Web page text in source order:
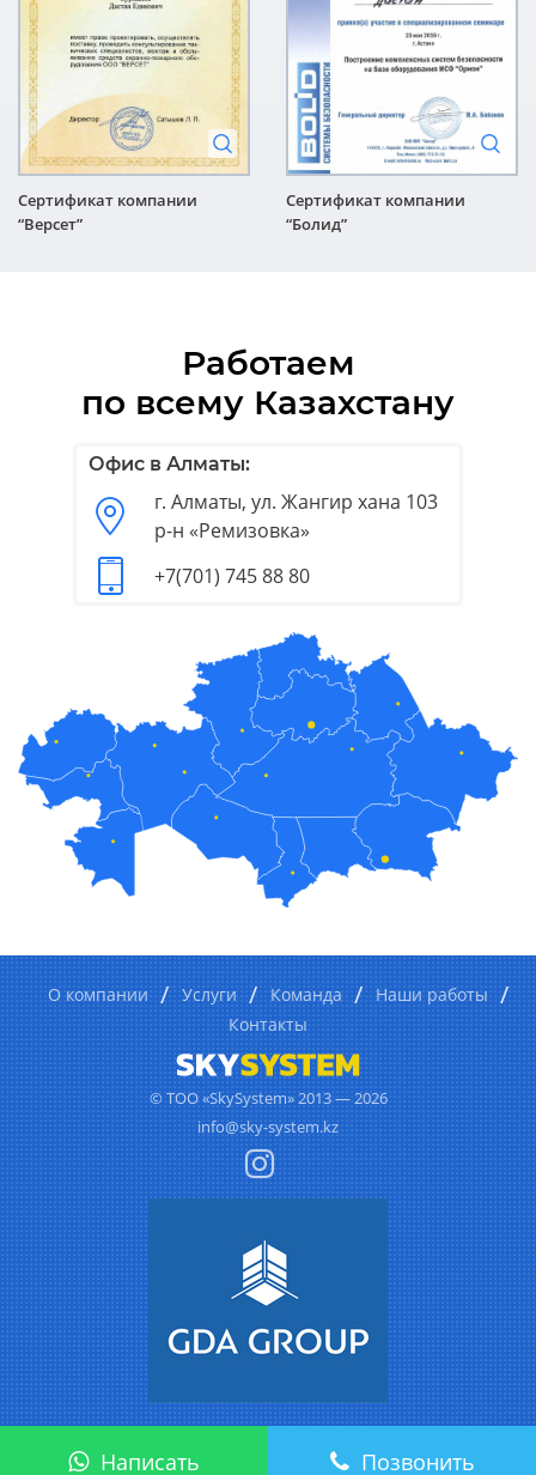
Сертификат компании
“Версет”
Сертификат компании
“Болид”
Работаем
по всему Казахстану
Офис в Алматы:
г. Алматы, ул. Жангир хана 103
р-н «Ремизовка»
+7(701) 745 88 80
© ТОО «SkySystem» 2013 — 2026
info@sky-system.kz
О компании Услуги Команда
Наши работы
Контакты
Написать Позвонить